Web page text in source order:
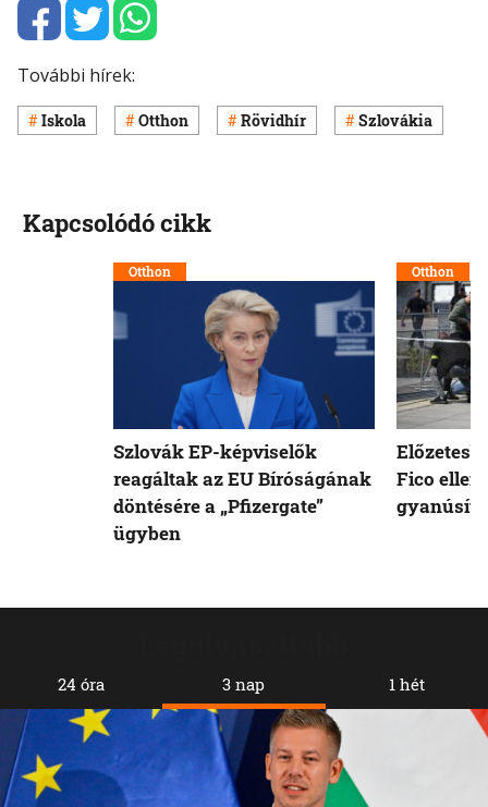
További hírek:
Iskola Otthon Rövidhír Szlovákia
24 óra 3 nap 1 hét
Kapcsolódó cikk
Otthon
Szlovák EP-képviselők
reagáltak az EU Bíróságának
döntésére a „Pfizergate”
ügyben
Otthon
Fico